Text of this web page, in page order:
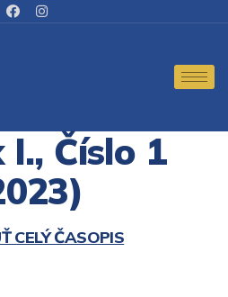
I., Číslo 1
CELÝ ČASOPIS